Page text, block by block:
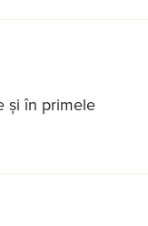
și în primele